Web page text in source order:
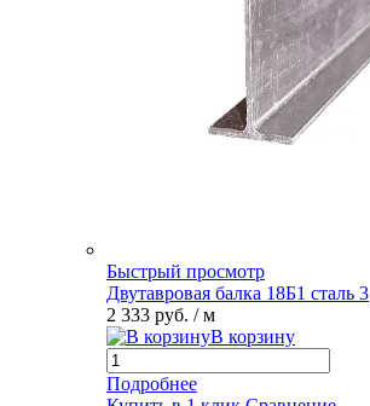
Быстрый просмотр
Двутавровая балка 18Б1 сталь 3
2 333 руб. / м
В корзину
Подробнее